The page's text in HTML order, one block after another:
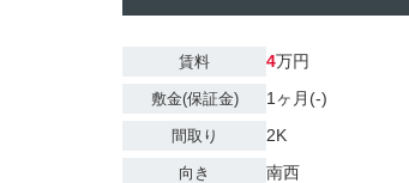
賃料 4万円
敷金(保証金) 1ヶ月(-)
間取り 2K
向き 南西